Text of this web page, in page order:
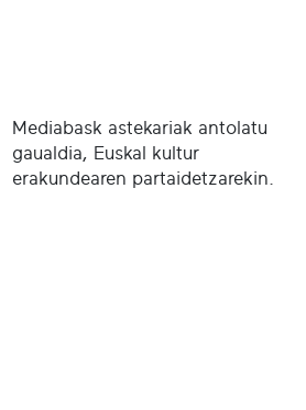
Mediabask astekariak antolatu
gaualdia, Euskal kultur
erakundearen partaidetzarekin.